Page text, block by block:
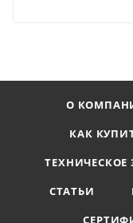
О
КАК
ТЕХНИЧЕСКОЕ
СТАТЬИ